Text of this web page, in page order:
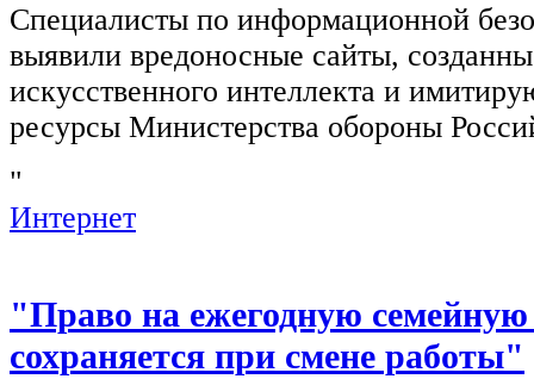
Специалисты по информационной
выявили вредоносные сайты,
искусственного интеллекта и
ресурсы Министерства обороны
"
Интернет
"Право на ежегодную
сохраняется при смене работы"